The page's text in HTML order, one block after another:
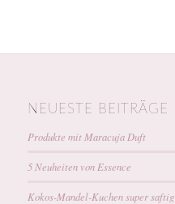
NEUESTE BEITRÄGE
Produkte mit Maracuja Duft
5 Neuheiten von Essence
Kokos-Mandel-Kuchen super saftig